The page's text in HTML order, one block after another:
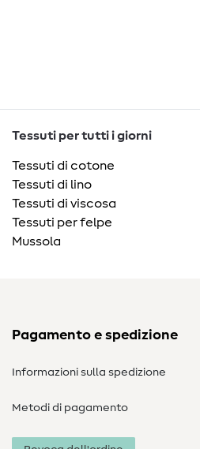
Tessuti per tutti i giorni
Tessuti di cotone
Tessuti di lino
Tessuti di viscosa
Tessuti per felpe
Mussola
Pagamento e spedizione
Informazioni sulla spedizione
Metodi di pagamento